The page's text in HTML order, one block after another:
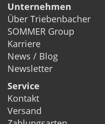
Unternehmen
Über Triebenbacher
SOMMER Group
Karriere
News / Blog
Newsletter
Service
Kontakt
Versand